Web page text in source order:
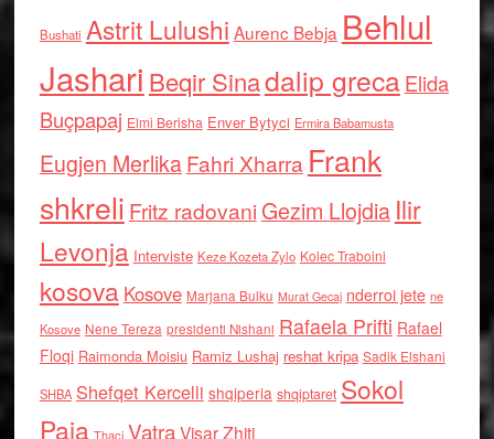
Bushati Astrit Lulushi Aurenc Bebja Behlul
Jashari Beqir Sinadalip grecaElida
Buçpapaj Elmi Berisha Enver Bytyci Ermira Babamusta
Eugjen MerlikaFahri Xharra Frank
shkreli Fritz radovaniGezim Llojdia Ilir
Levonja Interviste Keze Kozeta Zylo Kolec Traboini
kosova Kosove Marjana Bulku Murat Gecaj nderroi jete ne
Kosove Nene Tereza presidenti Nishani Rafaela Prifti Rafael
Floqi Raimonda Moisiu Ramiz Lushaj reshat kripa Sadik Elshani
SHBA Shefqet Kercelli shqiperia shqiptaret Sokol
Paja Thaci VatraVisar Zhiti